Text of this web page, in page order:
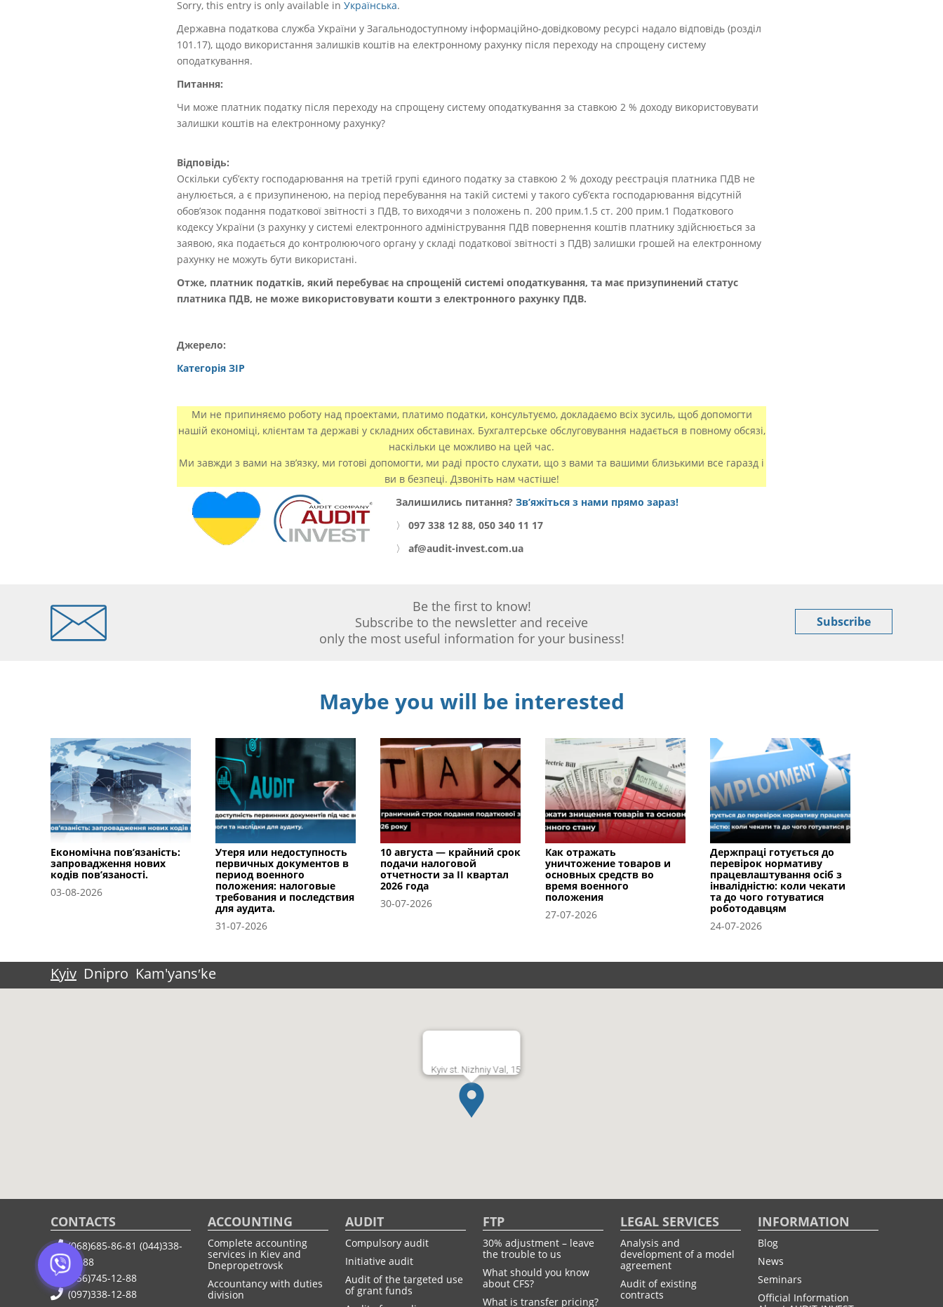
Sorry, this entry is only available in Українська.
Державна податкова служба України у Загальнодоступному інформаційно-довідковому ресурсі надало відповідь (розділ
101.17), щодо використання залишків коштів на електронному рахунку після переходу на спрощену систему
оподаткування.
Питання:
Чи може платник податку після переходу на спрощену систему оподаткування за ставкою 2 % доходу використовувати
залишки коштів на електронному рахунку?
Відповідь:
Оскільки суб’єкту господарювання на третій групі єдиного податку за ставкою 2 % доходу реєстрація платника ПДВ не
анулюється, а є призупиненою, на період перебування на такій системі у такого суб’єкта господарювання відсутній
обов’язок подання податкової звітності з ПДВ, то виходячи з положень п. 200 прим.1.5 ст. 200 прим.1 Податкового
кодексу України (з рахунку у системі електронного адміністрування ПДВ повернення коштів платнику здійснюється за
заявою, яка подається до контролюючого органу у складі податкової звітності з ПДВ) залишки грошей на електронному
рахунку не можуть бути використані.
Отже, платник податків, який перебуває на спрощеній системі оподаткування, та має призупинений статус
платника ПДВ, не може використовувати кошти з електронного рахунку ПДВ.
Джерело:
Категорія ЗІР
Ми не припиняємо роботу над проектами, платимо податки, консультуємо, докладаємо всіх зусиль, щоб допомогти
нашій економіці, клієнтам та державі у складних обставинах. Бухгалтерське обслуговування надається в повному обсязі,
наскільки це можливо на цей час.
Ми завжди з вами на зв’язку, ми готові допомогти, ми раді просто слухати, що з вами та вашими близькими все гаразд і
ви в безпеці. Дзвоніть нам частіше!
Залишились питання? Зв’яжіться з нами прямо зараз!
〉
097 338 12 88, 050 340 11 17
〉
af@audit-invest.com.ua
Be the first to know!
Subscribe to the newsletter and receive
only the most useful information for your business!
Subscribe
Maybe you will be interested
Економічна пов’язаність:
запровадження нових
кодів пов’язаності.
03-08-2026
Утеря или недоступность
первичных документов в
период военного
положения: налоговые
требования и последствия
для аудита.
31-07-2026
10 августа — крайний срок
подачи налоговой
отчетности за II квартал
2026 года
30-07-2026
Как отражать
уничтожение товаров и
основных средств во
время военного
положения
27-07-2026
Держпраці готується до
перевірок нормативу
працевлаштування осіб з
інвалідністю: коли чекати
та до чого готуватися
роботодавцям
24-07-2026
Kyiv Dnipro Kam'yansʹke
Kyiv st. Nizhniy Val, 15
CONTACTS
(068)685-86-81 (044)338-
12-88
(056)745-12-88
(097)338-12-88
ACCOUNTING
Complete accounting
services in Kiev and
Dnepropetrovsk
Accountancy with duties
division
AUDIT
Compulsory audit
Initiative audit
Audit of the targeted use
of grant funds
FTP
30% adjustment – leave
the trouble to us
What should you know
about CFS?
What is transfer pricing?
LEGAL SERVICES
Analysis and
development of a model
agreement
Audit of existing
contracts
INFORMATION
Blog
News
Seminars
Official Information